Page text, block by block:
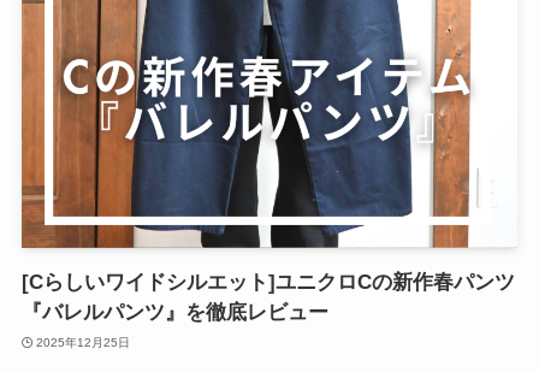
[Cらしいワイドシルエット]ユニクロCの新作春パンツ
『バレルパンツ』を徹底レビュー
2025年12月25日